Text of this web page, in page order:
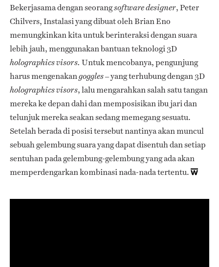
Bekerjasama dengan seorangsoftware designer, Peter
Chilvers, Instalasi yang dibuat oleh Brian Eno
memungkinkan kita untuk berinteraksi dengan suara
lebih jauh, menggunakan bantuan teknologi 3D
holographics visors. Untuk mencobanya, pengunjung
harus mengenakangoggles– yang terhubung dengan 3D
holographics visors, lalu mengarahkan salah satu tangan
mereka ke depan dahi dan memposisikan ibu jari dan
telunjuk mereka seakan sedang memegang sesuatu.
Setelah berada di posisi tersebut nantinya akan muncul
sebuah gelembung suara yang dapat disentuh dan setiap
sentuhan pada gelembung-gelembung yang ada akan
memperdengarkan kombinasi nada-nada tertentu.